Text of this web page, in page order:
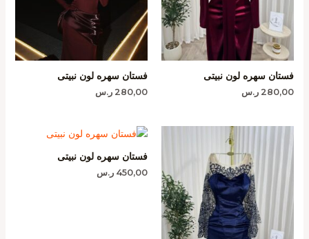
فستان سهره لون نبيتى
280,00 ر.س
فستان سهره لون نبيتى
280,00 ر.س
فستان سهره لون نبيتى
450,00 ر.س